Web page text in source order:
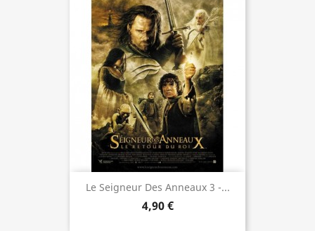
Le Seigneur Des Anneaux 3 -...
4,90 €